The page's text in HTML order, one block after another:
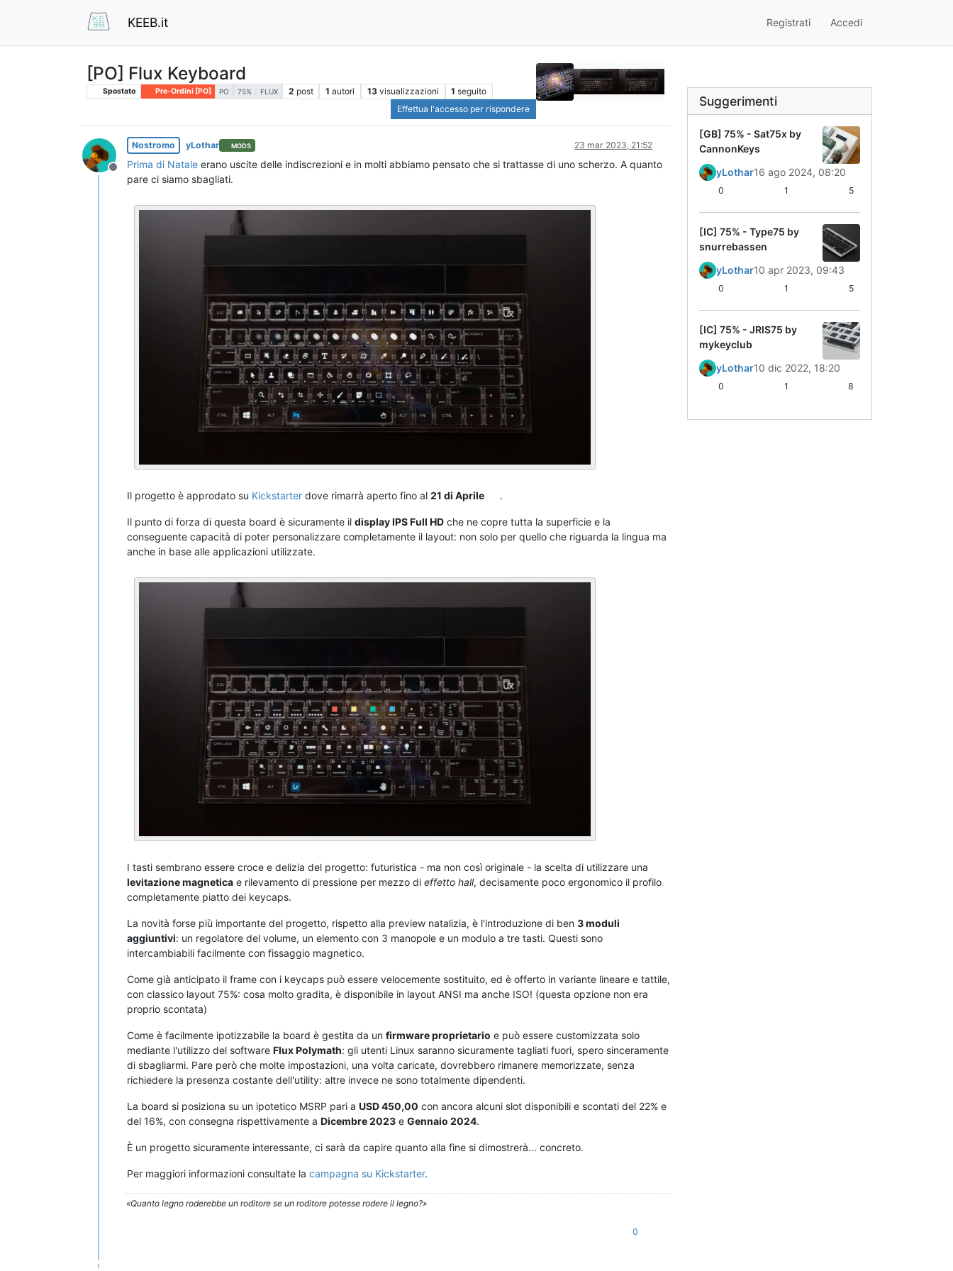
KEEB.it Registrati Accedi
[PO] Flux Keyboard
Spostato Pre-Ordini [PO] PO 75% FLUX 2 post 1 autori 13 visualizzazioni 1 seguito
Effettua l'accesso per rispondere
Non in linea
Nostromo yLothar MODS 23 mar 2023, 21:52
Prima di Natale erano uscite delle indiscrezioni e in molti abbiamo pensato che si trattasse di uno scherzo. A quanto
pare ci siamo sbagliati.
Il progetto è approdato su Kickstarter dove rimarrà aperto fino al 21 di Aprile .
Il punto di forza di questa board è sicuramente il display IPS Full HD che ne copre tutta la superficie e la
conseguente capacità di poter personalizzare completamente il layout: non solo per quello che riguarda la lingua ma
anche in base alle applicazioni utilizzate.
I tasti sembrano essere croce e delizia del progetto: futuristica - ma non così originale - la scelta di utilizzare una
levitazione magnetica e rilevamento di pressione per mezzo di effetto hall, decisamente poco ergonomico il profilo
completamente piatto dei keycaps.
La novità forse più importante del progetto, rispetto alla preview natalizia, è l'introduzione di ben 3 moduli
aggiuntivi: un regolatore del volume, un elemento con 3 manopole e un modulo a tre tasti. Questi sono
intercambiabili facilmente con fissaggio magnetico.
Come già anticipato il frame con i keycaps può essere velocemente sostituito, ed è offerto in variante lineare e tattile,
con classico layout 75%: cosa molto gradita, è disponibile in layout ANSI ma anche ISO! (questa opzione non era
proprio scontata)
Come è facilmente ipotizzabile la board è gestita da un firmware proprietario e può essere customizzata solo
mediante l'utilizzo del software Flux Polymath: gli utenti Linux saranno sicuramente tagliati fuori, spero sinceramente
di sbagliarmi. Pare però che molte impostazioni, una volta caricate, dovrebbero rimanere memorizzate, senza
richiedere la presenza costante dell'utility: altre invece ne sono totalmente dipendenti.
La board si posiziona su un ipotetico MSRP pari a USD 450,00 con ancora alcuni slot disponibili e scontati del 22% e
del 16%, con consegna rispettivamente a Dicembre 2023 e Gennaio 2024.
È un progetto sicuramente interessante, ci sarà da capire quanto alla fine si dimostrerà... concreto.
Per maggiori informazioni consultate la campagna su Kickstarter.
«Quanto legno roderebbe un roditore se un roditore potesse rodere il legno?»
0
Suggerimenti
[GB] 75% - Sat75x by
CannonKeys
yLothar16 ago 2024, 08:20
0 1 5
[IC] 75% - Type75 by
snurrebassen
yLothar10 apr 2023, 09:43
0 1 5
[IC] 75% - JRIS75 by
mykeyclub
yLothar10 dic 2022, 18:20
0 1 8